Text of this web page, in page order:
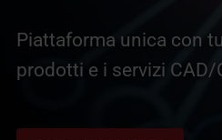
Piattaforma unica con
prodotti e i servizi